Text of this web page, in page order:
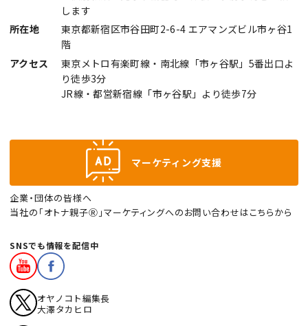
します
所在地
東京都新宿区市谷田町2-6-4 エアマンズビル市ヶ谷1
階
アクセス
東京メトロ有楽町線・南北線「市ヶ谷駅」5番出口よ
り徒歩3分
JR線・都営新宿線「市ヶ谷駅」より徒歩7分
マーケティング支援
企業・団体の皆様へ
当社の「オトナ親子Ⓡ」マーケティングへのお問い合わせはこちらから
SNSでも情報を配信中
オヤノコト編集長
大澤タカヒロ